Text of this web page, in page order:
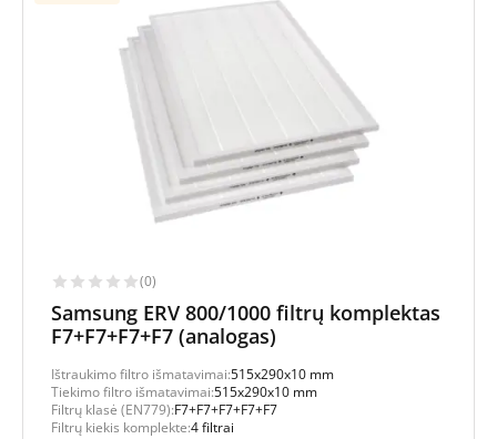
(0)
Samsung ERV 800/1000 filtrų komplektas
F7+F7+F7+F7 (analogas)
Ištraukimo filtro išmatavimai:515x290x10 mm
Tiekimo filtro išmatavimai:515x290x10 mm
Filtrų klasė (EN779):F7+F7+F7+F7+F7
Filtrų kiekis komplekte:4 filtrai